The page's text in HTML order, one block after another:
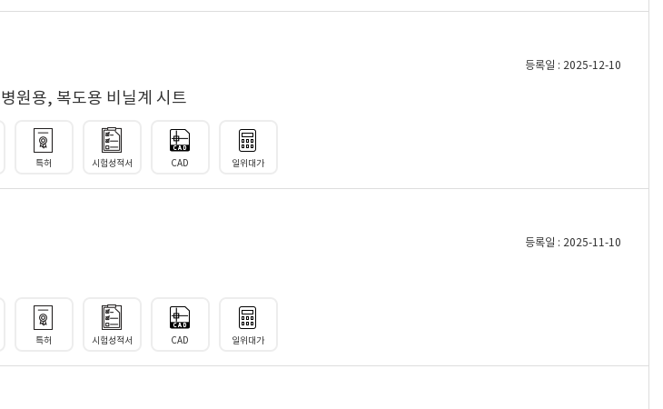
등록일 : 2025-12-10
원용, 복도용 비닐계 시트
특허 시험성적서 CAD 일위대가
등록일 : 2025-11-10
특허 시험성적서 CAD 일위대가